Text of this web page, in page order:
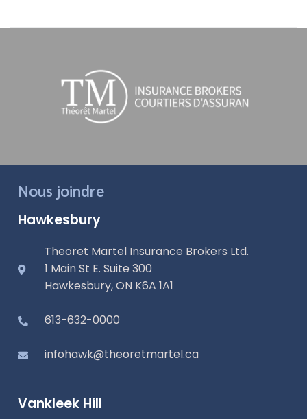
Nous joindre
Hawkesbury
Theoret Martel Insurance Brokers Ltd.
1 Main St E. Suite 300
Hawkesbury, ON K6A 1A1
613-632-0000
infohawk@theoretmartel.ca
Vankleek Hill